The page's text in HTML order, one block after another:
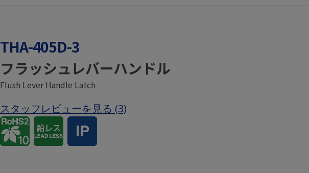
THA-405D-3
フラッシュレバーハンドル
Flush Lever Handle Latch
スタッフレビューを見る (3)